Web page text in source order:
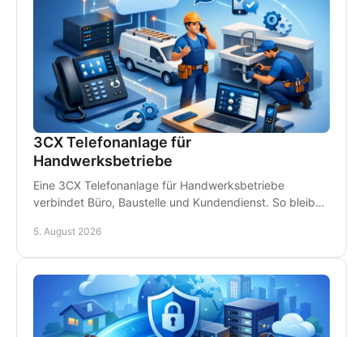
3CX Telefonanlage für
Handwerksbetriebe
Eine 3CX Telefonanlage für Handwerksbetriebe
verbindet Büro, Baustelle und Kundendienst. So bleiben
5. August 2026